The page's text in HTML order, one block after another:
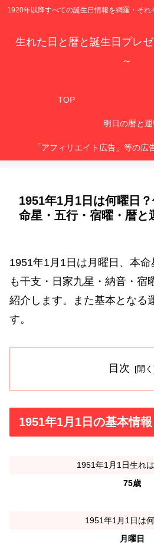
1920年以降すべての誕生日情報を網羅・そ
生れた日と暦と誕生日プレ
～
TOP
明日の暦と
「アフィリエイト広告」等の広
1951年1月1日は何曜日
命星・五行・宿曜・暦と
1951年1月1日は月曜日、本
も干支・日家九星・納音・宿
紹介します。また基本となる
す。
目次
1951年1月1日の基本情報
1951年1月1日生れ
75歳
1951年1月1日は
月曜日